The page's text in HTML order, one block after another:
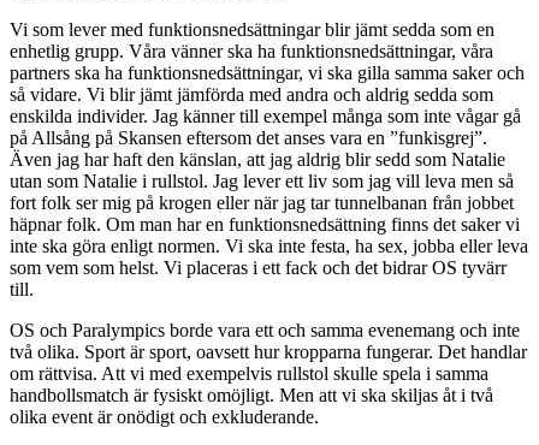
Vi som lever med funktionsnedsättningar blir jämt sedda som en
enhetlig grupp. Våra vänner ska ha funktionsnedsättningar, våra
partners ska ha funktionsnedsättningar, vi ska gilla samma saker och
så vidare. Vi blir jämt jämförda med andra och aldrig sedda som
enskilda individer. Jag känner till exempel många som inte vågar gå
på Allsång på Skansen eftersom det anses vara en ”funkisgrej”.
Även jag har haft den känslan, att jag aldrig blir sedd som Natalie
utan som Natalie i rullstol. Jag lever ett liv som jag vill leva men så
fort folk ser mig på krogen eller när jag tar tunnelbanan från jobbet
häpnar folk. Om man har en funktionsnedsättning finns det saker vi
inte ska göra enligt normen. Vi ska inte festa, ha sex, jobba eller leva
som vem som helst. Vi placeras i ett fack och det bidrar OS tyvärr
till.
OS och Paralympics borde vara ett och samma evenemang och inte
två olika. Sport är sport, oavsett hur kropparna fungerar. Det handlar
om rättvisa. Att vi med exempelvis rullstol skulle spela i samma
handbollsmatch är fysiskt omöjligt. Men att vi ska skiljas åt i två
olika event är onödigt och exkluderande.